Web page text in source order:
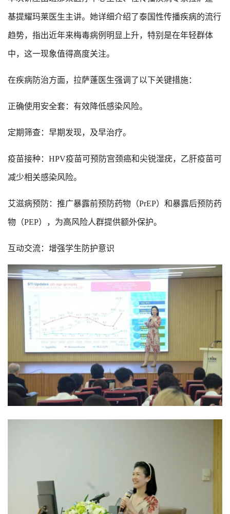
基提耀玛莱医生主讲。她详细介绍了泰国性传播疾病的流行
趋势，指出近年来梅毒病例明显上升，特别是在年轻群体
中，这一现象值得高度关注。
在疾病防治方面，拉萨蓬医生强调了以下关键措施：
正确使用安全套：有效降低感染风险。
定期筛查：早期发现，及早治疗。
疫苗接种：HPV疫苗可预防宫颈癌和尖锐湿疣，乙肝疫苗可
减少相关感染风险。
艾滋病预防：推广暴露前预防药物（PrEP）和暴露后预防药
物（PEP），为高风险人群提供额外保护。
互动交流：增强学生防护意识